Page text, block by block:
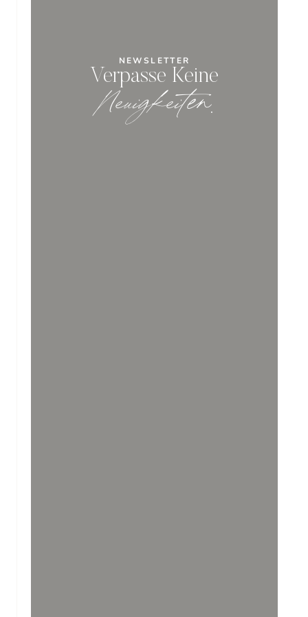
NEWSLETTER
Verpasse Keine
Neuigkeiten.